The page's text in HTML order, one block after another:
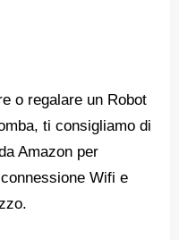
o regalare un Robot
ti consigliamo di
Amazon per
Wifi e